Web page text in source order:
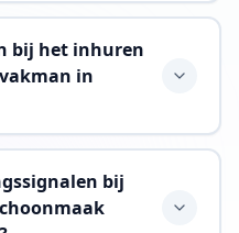
bij het inhuren
in
bij